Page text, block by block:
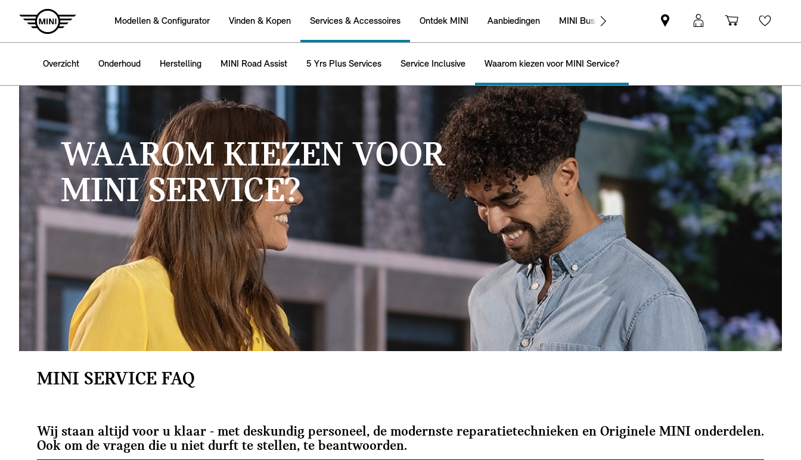
Modellen & Configurator Vinden & Kopen Services & Accessoires Ontdek MINI Aanbiedingen MINI Business
MINI
partner
MyMini-
login
Overzicht Onderhoud Herstelling MINI Road Assist 5 Yrs Plus Services Service Inclusive Waarom kiezen voor MINI Service?
WAAROM KIEZEN VOOR
MINI SERVICE?
MINI SERVICE FAQ
Wij staan altijd voor u klaar - met deskundig personeel, de modernste reparatietechnieken en Originele MINI onderdelen.
Ook om de vragen die u niet durft te stellen, te beantwoorden.